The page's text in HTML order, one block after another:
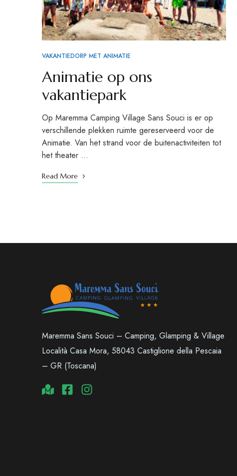
VAKANTIEDORP MET ANIMATIE
Animatie op ons
vakantiepark
Op Maremma Camping Village Sans Souci is er op
verschillende plekken ruimte gereserveerd voor de
Animatie. Van het strand voor de buitenactiviteiten tot
het theater …
Read More
Maremma Sans Souci – Camping, Glamping & Village
Località Casa Mora, 58043 Castiglione della Pescaia
– GR (Toscana)